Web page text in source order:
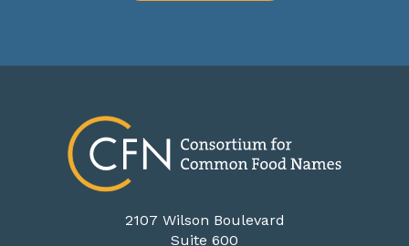
2107 Wilson Boulevard
Suite 600